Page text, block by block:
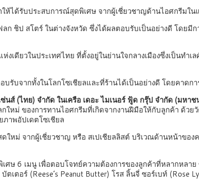
ห้ได้รับประสบการณ์สุดพิเศษ จากผู้เชี่ยวชาญด้านไอศกรีมใน
ก ชิป สโตร์ ในต่างจังหวัด ซึ่งได้ผลตอบรับเป็นอย่างดี โดย
เดียวในประเทศไทย ที่ตั้งอยู่ในย่านใจกลางเมืองซึ่งเป็นท
บรับจากทั้งในโลกโซเชียลและที่ร้านได้เป็นอย่างดี โดยคา
ส์ (ไทย) จำกัด ในเครือ เดอะ ไมเนอร์ ฟู้ด กรุ๊ป จำกัด (มหาช
ใหม่ ของการทานไอศกรีมที่เกิดจากงานฝีมือให้กับลูกค้า ด้
าพอัปเดตโซเชียล
ใหม่ จากผู้เชี่ยวชาญ หรือ สเปเชียลลิสต์ บริเวณด้านหน้าข
ษ 6 เมนู เพื่อตอบโจทย์ความต้องการของลูกค้าที่หลากหลา
เตอร์ (Reese’s Peanut Butter) โรส ลิ้นจี่ ซอร์เบท์